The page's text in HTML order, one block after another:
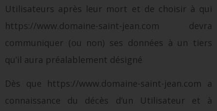
Utilisateurs après leur mort et de choisir à qui
https://www.domaine-saint-jean.com devra
communiquer (ou non) ses données à un tiers
qu’il aura préalablement désigné
Dès que https://www.domaine-saint-jean.com a
connaissance du décès d’un Utilisateur et à